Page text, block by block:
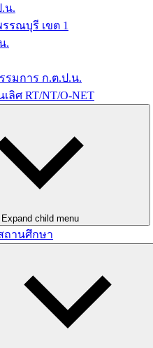
น.
รณบุรี เขต 1
.
รมการ ก.ต.ป.น.
ลิศ RT/NT/O-NET
Expand child menu
ถานศึกษา